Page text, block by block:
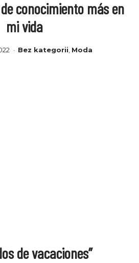
conocimiento más en
mi vida
Bez kategorii Moda
de vacaciones”